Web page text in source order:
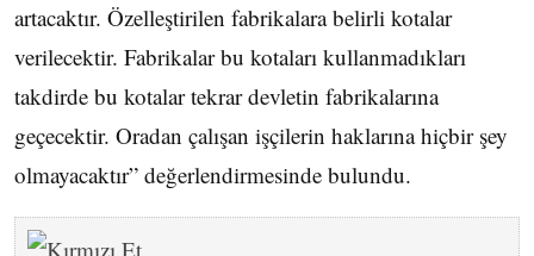
artacaktır. Özelleştirilen fabrikalara belirli kotalar
verilecektir. Fabrikalar bu kotaları kullanmadıkları
takdirde bu kotalar tekrar devletin fabrikalarına
geçecektir. Oradan çalışan işçilerin haklarına hiçbir şey
olmayacaktır” değerlendirmesinde bulundu.